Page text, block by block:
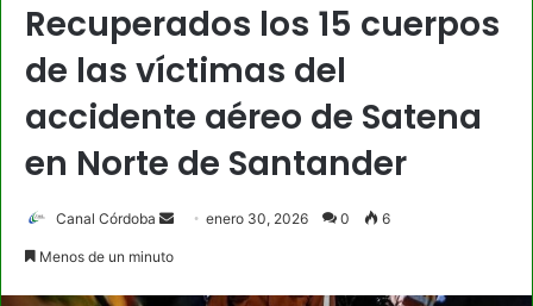
Recuperados los 15 cuerpos
de las víctimas del
accidente aéreo de Satena
en Norte de Santander
Canal Córdoba
Sendenero 30, 2026 0 6
Menos de un minuto